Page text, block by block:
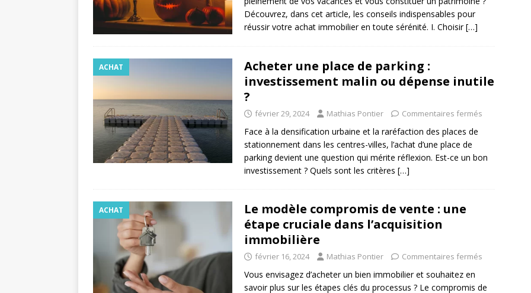
Découvrez, dans cet article, les conseils indispensables pour
réussir votre achat immobilier en toute sérénité. I. Choisir[…]
ACHAT
Acheter une place de parking :
investissement malin ou dépense inutile
?
février 29, 2024 Mathias Pontier Commentaires fermés
Face à la densification urbaine et la raréfaction des places de
stationnement dans les centres-villes, l’achat d’une place de
parking devient une question qui mérite réflexion. Est-ce un bon
investissement ? Quels sont les critères […]
ACHAT
Le modèle compromis de vente : une
étape cruciale dans l’acquisition
immobilière
février 16, 2024 Mathias Pontier Commentaires fermés
Vous envisagez d’acheter un bien immobilier et souhaitez en
savoir plus sur les étapes clés du processus ? Le compromis de